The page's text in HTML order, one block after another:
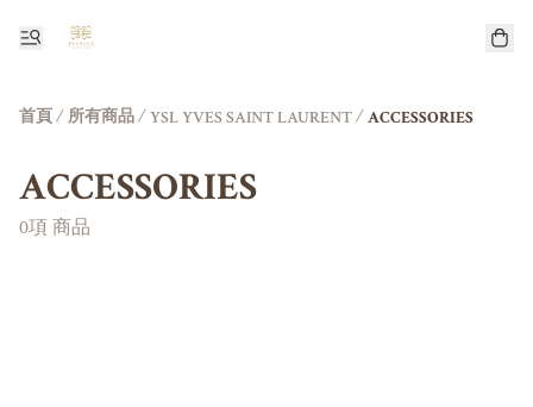
首頁/所有商品/YSL YVES SAINT LAURENT/ACCESSORIES
ACCESSORIES
0項 商品